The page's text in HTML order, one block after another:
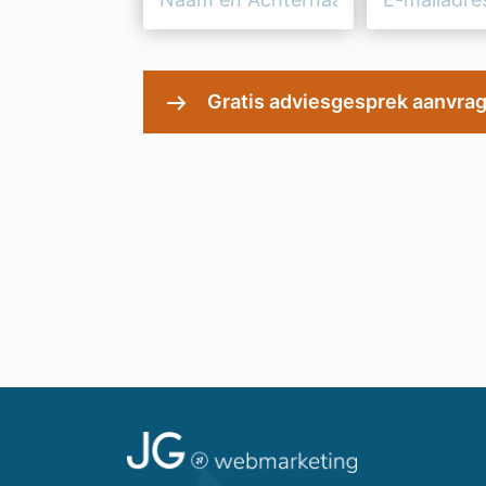
en
Achternaam
mailadres